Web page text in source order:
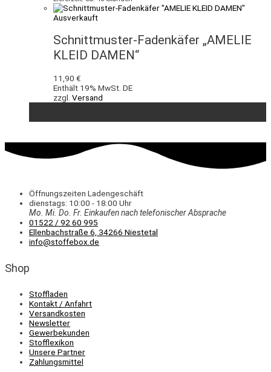
Ausverkauft
Schnittmuster-Fadenkäfer „AMELIE
KLEID DAMEN“
11,90 €
Enthält 19% MwSt. DE
zzgl. Versand
Öffnungszeiten Ladengeschäft
dienstags: 10:00 - 18:00 Uhr
Mo. Mi. Do. Fr. Einkaufennach telefonischer Absprache
01522 / 92 60 995
Ellenbachstraße 6, 34266 Niestetal
info@stoffebox.de
Shop
Stoffladen
Kontakt / Anfahrt
Versandkosten
Newsletter
Gewerbekunden
Stofflexikon
Unsere Partner
Zahlungsmittel